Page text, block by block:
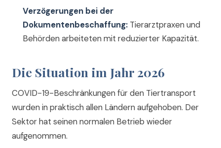
Verzögerungen bei der
Dokumentenbeschaffung: Tierarztpraxen und
Behörden arbeiteten mit reduzierter Kapazität.
Die Situation im Jahr 2026
COVID-19-Beschränkungen für den Tiertransport
wurden in praktisch allen Ländern aufgehoben. Der
Sektor hat seinen normalen Betrieb wieder
aufgenommen.